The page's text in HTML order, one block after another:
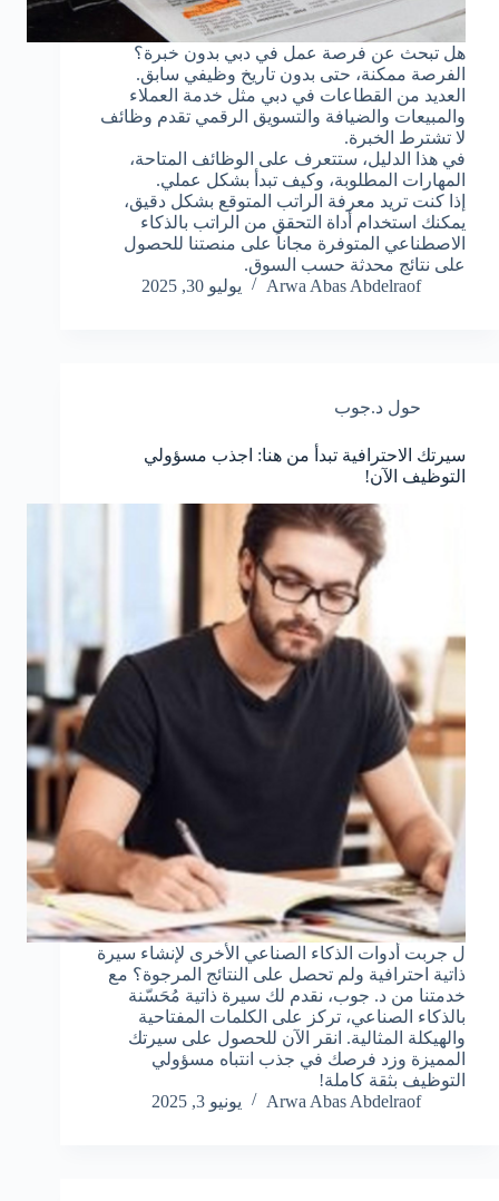
هل تبحث عن فرصة عمل في دبي بدون خبرة؟
الفرصة ممكنة، حتى بدون تاريخ وظيفي سابق.
العديد من القطاعات في دبي مثل خدمة العملاء
والمبيعات والضيافة والتسويق الرقمي تقدم وظائف
لا تشترط الخبرة.
في هذا الدليل، ستتعرف على الوظائف المتاحة،
المهارات المطلوبة، وكيف تبدأ بشكل عملي.
إذا كنت تريد معرفة الراتب المتوقع بشكل دقيق،
يمكنك استخدام أداة التحقق من الراتب بالذكاء
الاصطناعي المتوفرة مجاناً على منصتنا للحصول
على نتائج محدثة حسب السوق.
Arwa Abas Abdelraof
يوليو 30, 2025
حول د.جوب
سيرتك الاحترافية تبدأ من هنا: اجذب مسؤولي
التوظيف الآن!
ل جربت أدوات الذكاء الصناعي الأخرى لإنشاء سيرة
ذاتية احترافية ولم تحصل على النتائج المرجوة؟ مع
خدمتنا من د. جوب، نقدم لك سيرة ذاتية مُحَسّنة
بالذكاء الصناعي، تركز على الكلمات المفتاحية
والهيكلة المثالية. انقر الآن للحصول على سيرتك
المميزة وزد فرصك في جذب انتباه مسؤولي
التوظيف بثقة كاملة!
Arwa Abas Abdelraof
يونيو 3, 2025